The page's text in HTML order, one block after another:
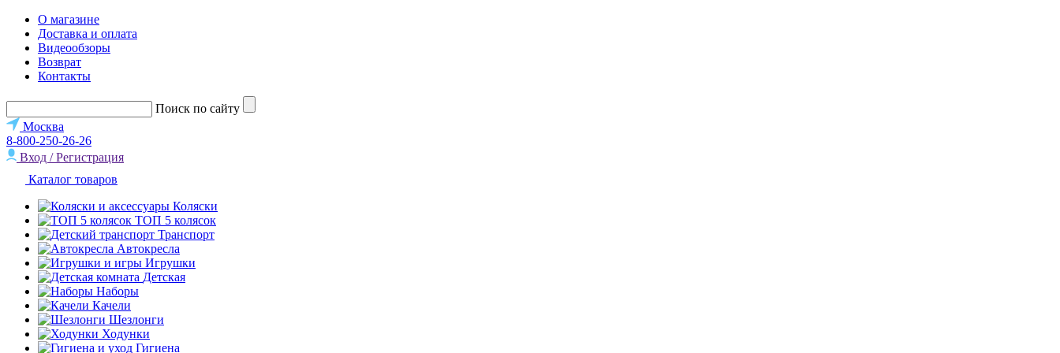
О магазине
Доставка и оплата
Видеообзоры
Возврат
Контакты
Поиск по сайту
Москва
8-800-250-26-26
Вход / Регистрация
Каталог товаров
Коляски
ТОП 5 колясок
Транспорт
Автокресла
Игрушки
Детская
Наборы
Качели
Шезлонги
Ходунки
Гигиена